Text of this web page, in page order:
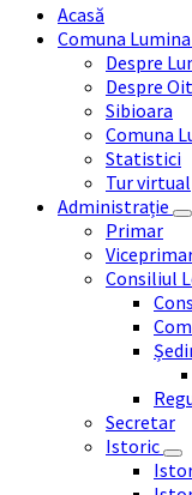
Acasă
Comuna Lumina
Despre
Despre
Sibioara
Comuna
Statistici
Tur virtual
Administrație
Primar
Consiliul
Secretar
Istoric